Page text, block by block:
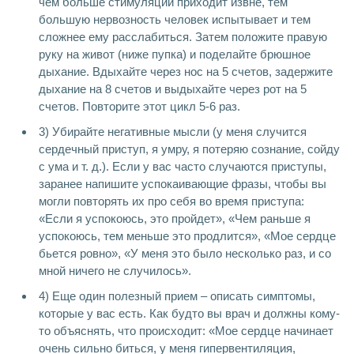
большую нервозность человек испытывает и тем
сложнее ему расслабиться. Затем положите правую
руку на живот (ниже пупка) и поделайте брюшное
дыхание. Вдыхайте через нос на 5 счетов, задержите
дыхание на 8 счетов и выдыхайте через рот на 5
счетов. Повторите этот цикл 5-6 раз.
3) Убирайте негативные мысли (у меня случится
сердечный приступ, я умру, я потеряю сознание, сойду
с ума и т. д.). Если у вас часто случаются приступы,
заранее напишите успокаивающие фразы, чтобы вы
могли повторять их про себя во время приступа:
«Если я успокоюсь, это пройдет», «Чем раньше я
успокоюсь, тем меньше это продлится», «Мое сердце
бьется ровно», «У меня это было несколько раз, и со
мной ничего не случилось».
4) Еще один полезный прием – описать симптомы,
которые у вас есть. Как будто вы врач и должны кому-
то объяснять, что происходит: «Мое сердце начинает
очень сильно биться, у меня гипервентиляция,